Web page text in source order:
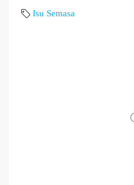
Isu Semasa